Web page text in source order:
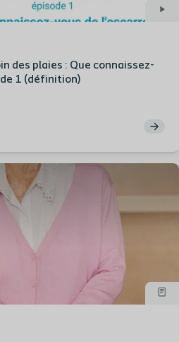
des plaies : Que connaissez-
1 (définition)